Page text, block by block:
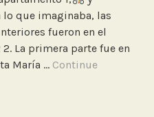
lo que imaginaba, las
fueron en el
La primera parte fue en
María … Continue